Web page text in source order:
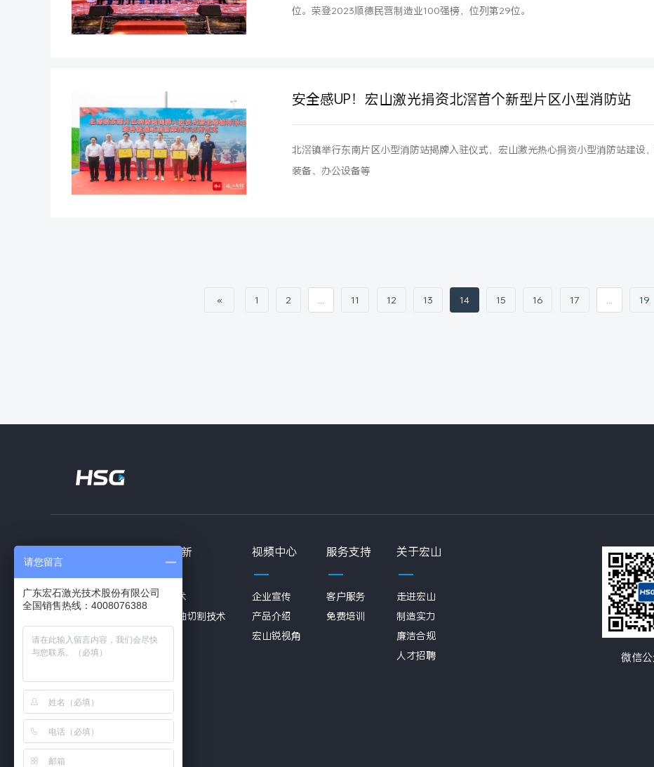
位。荣登2023顺德民营制造业100强榜，位列第29位。
安全感UP！宏山激光捐资北滘首个新型片区小型消防站
北滘镇举行东南片区小型消防站揭牌入驻仪式，宏山激光热心捐资小型消防站建设
装备、办公设备等
« 1 2 ... 11 12 13 14 15 16 17 ... 19
板材激光切割机
三维五轴切割机
板管激光切割机
折弯机
自动化方案
型材激光切割机
视觉喷嘴同轴仪
研发创新
卡盘技术
三维五轴切割技术
视频中心
企业宣传
产品介绍
宏山锐视角
服务支持
客户服务
免费培训
关于宏山
走进宏山
制造实力
廉洁合规
人才招聘
微信
请您留言
广东宏石激光技术股份有限公司
全国销售热线：4008076388